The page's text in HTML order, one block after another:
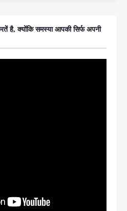
है, क्योंकि समस्या आपकी सिर्फ अपनी